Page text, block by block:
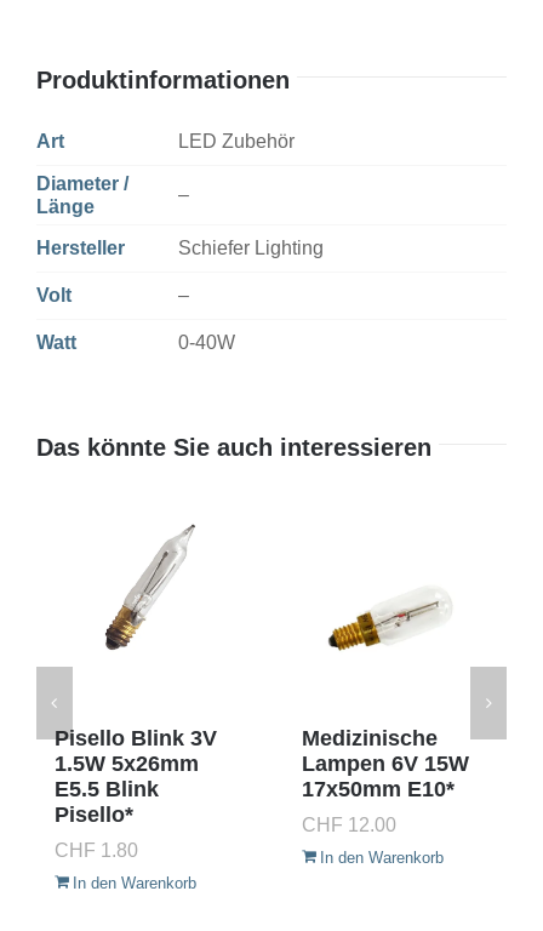
Produktinformationen
Art LED Zubehör
Diameter /
Länge
–
Hersteller Schiefer Lighting
Volt –
Watt 0-40W
Das könnte Sie auch interessieren
Pisello Blink 3V
1.5W 5x26mm
E5.5 Blink
Pisello*
CHF 1.80
In den Warenkorb
Medizinische
Lampen 6V 15W
17x50mm E10*
CHF 12.00
In den Warenkorb